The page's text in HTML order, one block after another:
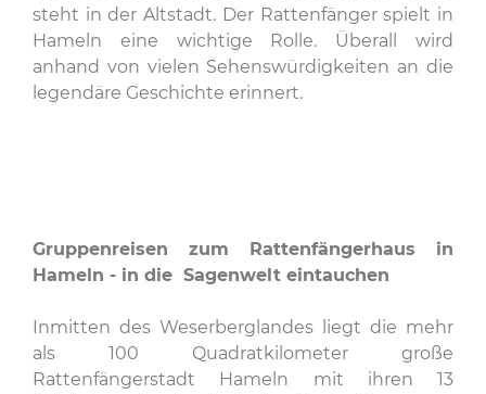
steht in der Altstadt. Der Rattenfänger spielt in
Hameln eine wichtige Rolle. Überall wird
anhand von vielen Sehenswürdigkeiten an die
legendäre Geschichte erinnert.
Gruppenreisen zum Rattenfängerhaus in
Hameln - in die Sagenwelt eintauchen
Inmitten des Weserberglandes liegt die mehr
als 100 Quadratkilometer große
Rattenfängerstadt Hameln mit ihren 13